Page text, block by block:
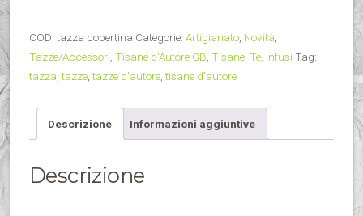
COD:tazza copertina Categorie: Artigianato Novità
Tazze/Accessori Tisane d'Autore GB Tisane, Tè, Infusi Tag:
tazza ,tazze ,tazze d'autore ,tisane d'autore
Descrizione Informazioni aggiuntive
Descrizione